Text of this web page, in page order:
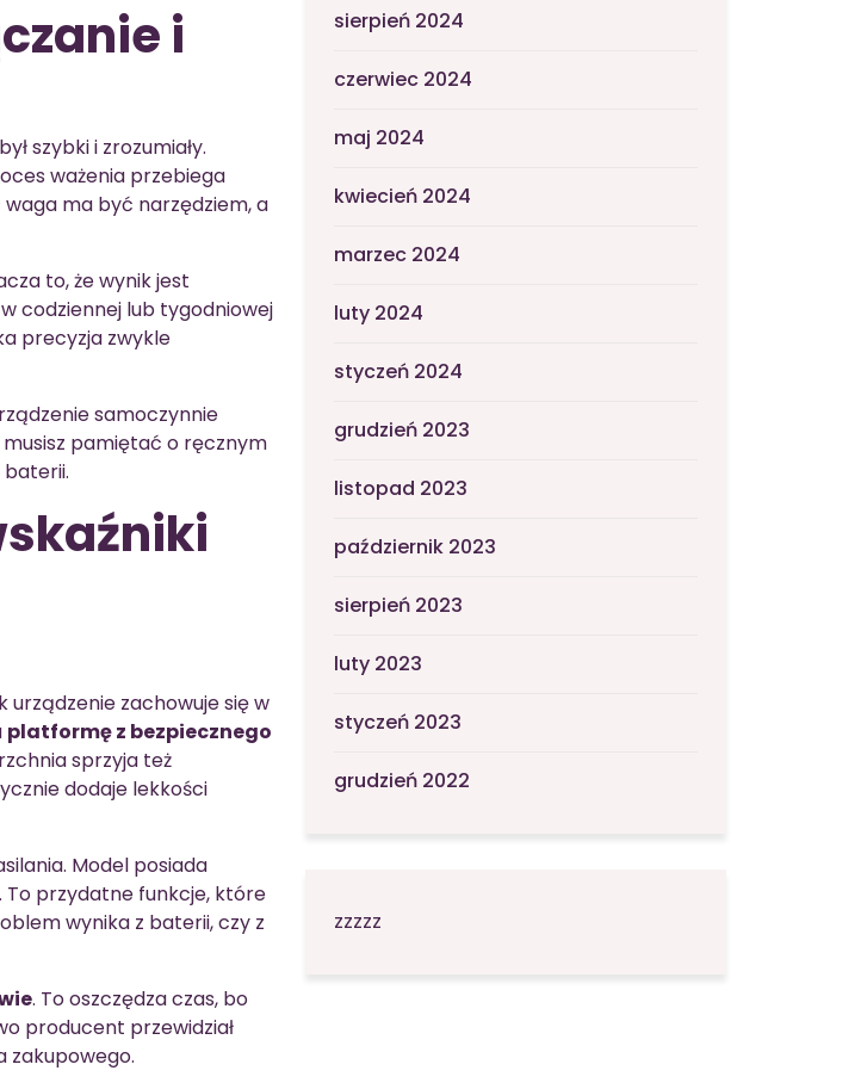
i
szybki i zrozumiały.
ważenia przebiega
waga ma być narzędziem, a
to, że wynik jest
codziennej lub tygodniowej
precyzja zwykle
samoczynnie
musisz pamiętać o ręcznym
baterii.
urządzenie zachowuje się w
platformę z bezpiecznego
sprzyja też
dodaje lekkości
Model posiada
. To przydatne funkcje, które
wynika z baterii, czy z
. To oszczędza czas, bo
producent przewidział
zakupowego.
sierpień 2024
czerwiec 2024
maj 2024
kwiecień 2024
marzec 2024
luty 2024
styczeń 2024
grudzień 2023
listopad 2023
październik 2023
sierpień 2023
luty 2023
styczeń 2023
grudzień 2022
zzzzz